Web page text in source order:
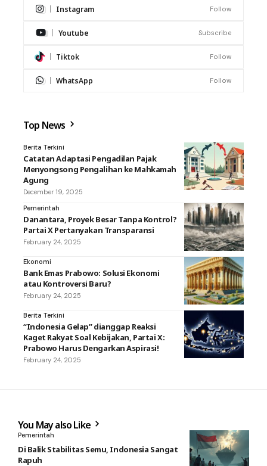
Instagram Follow
Youtube Subscribe
Tiktok Follow
WhatsApp Follow
Top News
Berita Terkini
Catatan Adaptasi Pengadilan Pajak
Menyongsong Pengalihan ke Mahkamah
Agung
December 19, 2025
Pemerintah
Danantara, Proyek Besar Tanpa Kontrol?
Partai X Pertanyakan Transparansi
February 24, 2025
Ekonomi
Bank Emas Prabowo: Solusi Ekonomi
atau Kontroversi Baru?
February 24, 2025
Berita Terkini
“Indonesia Gelap” dianggap Reaksi
Kaget Rakyat Soal Kebijakan, Partai X:
Prabowo Harus Dengarkan Aspirasi!
February 24, 2025
You May also Like
Pemerintah
Di Balik Stabilitas Semu, Indonesia Sangat
Rapuh